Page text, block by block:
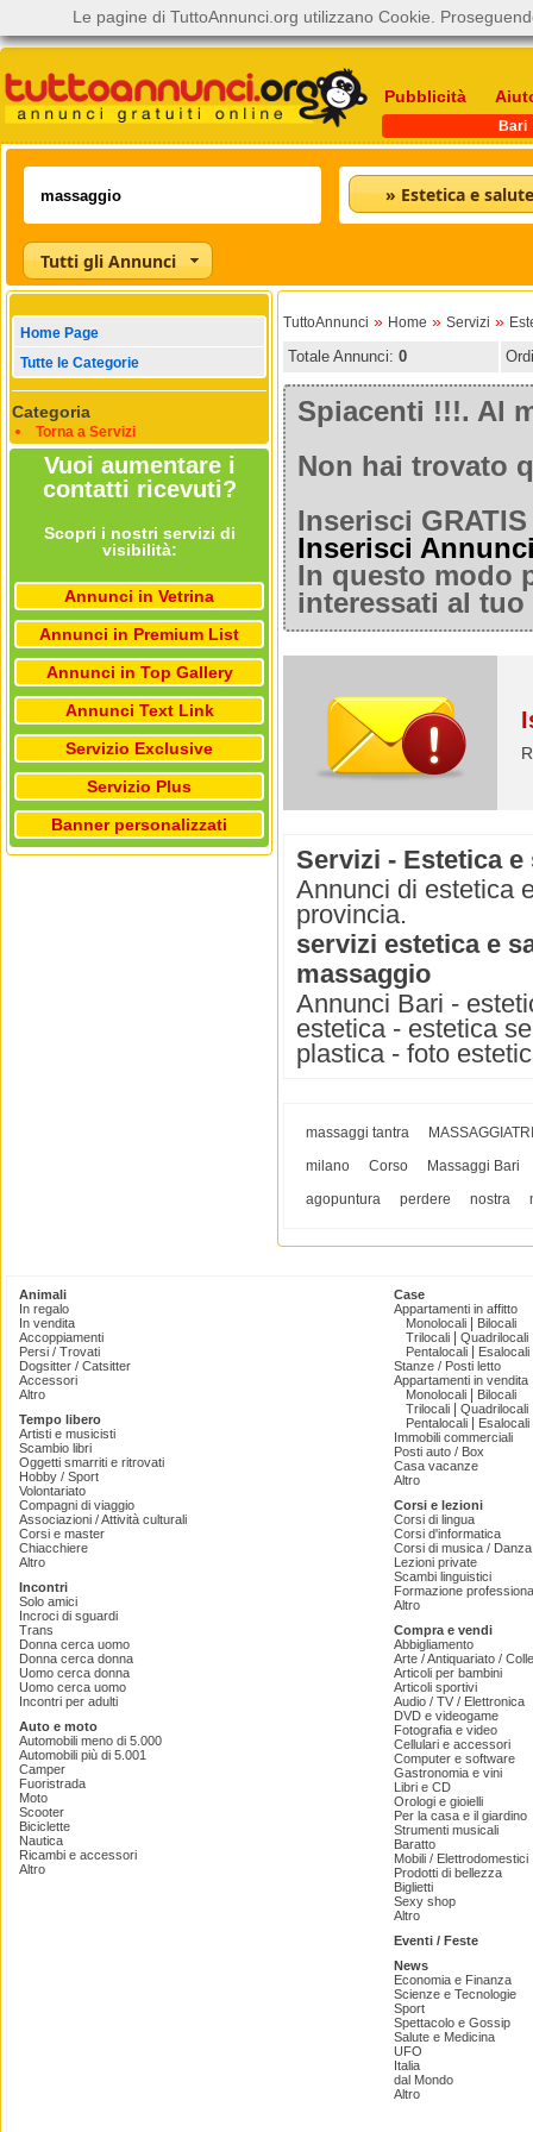
Pubblicità
Bari
» Estetica e salute
Tutti gli Annunci
Home Page
Tutte le Categorie
Categoria
Torna a Servizi
Vuoi aumentare i
contatti ricevuti?
Scopri i nostri servizi di
visibilità:
Annunci in Vetrina
Annunci in Premium List
Annunci in Top Gallery
Annunci Text Link
Servizio Exclusive
Servizio Plus
Banner personalizzati
TuttoAnnunci » Home » Servizi »
Totale Annunci: 0
Spiacenti !!!. Al
Non hai trovato
Inserisci
Inserisci
In questo modo
interessati al
Servizi - Estetica e
Annunci di estetica
provincia.
servizi estetica e
massaggio
Annunci Bari -
estetica - estetica
plastica - foto
massaggi tantra
milano
Corso
Massaggi Bari
agopuntura
perdere nostra
Animali
In regalo
In vendita
Accoppiamenti
Persi / Trovati
Dogsitter / Catsitter
Accessori
Altro
Tempo libero
Artisti e musicisti
Scambio libri
Oggetti smarriti e ritrovati
Hobby / Sport
Volontariato
Compagni di viaggio
Associazioni / Attività culturali
Corsi e master
Chiacchiere
Altro
Incontri
Solo amici
Incroci di sguardi
Trans
Donna cerca uomo
Donna cerca donna
Uomo cerca donna
Uomo cerca uomo
Incontri per adulti
Auto e moto
Automobili meno di 5.000
Automobili più di 5.001
Camper
Fuoristrada
Moto
Scooter
Biciclette
Nautica
Ricambi e accessori
Altro
Case
Appartamenti in affitto
Monolocali
Bilocali
Trilocali
Quadrilocali
Pentalocali
Esalocali
Stanze / Posti letto
Appartamenti in vendita
Monolocali
Bilocali
Trilocali
Quadrilocali
Pentalocali
Esalocali
Immobili commerciali
Posti auto / Box
Casa vacanze
Altro
Corsi e lezioni
Corsi di lingua
Corsi d'informatica
Corsi di musica /
Lezioni private
Scambi linguistici
Formazione
Altro
Compra e vendi
Abbigliamento
Arte / Antiquariato /
Articoli per bambini
Articoli sportivi
Audio / TV / Elettronica
DVD e videogame
Fotografia e video
Cellulari e accessori
Computer e software
Gastronomia e vini
Libri e CD
Orologi e gioielli
Per la casa e il giardino
Strumenti musicali
Baratto
Mobili / Elettrodomestici
Prodotti di bellezza
Biglietti
Sexy shop
Altro
Eventi / Feste
News
Economia e Finanza
Scienze e Tecnologie
Sport
Spettacolo e Gossip
Salute e Medicina
UFO
Italia
dal Mondo
Altro
Le pagine di TuttoAnnunci.org utilizzano Cookie.